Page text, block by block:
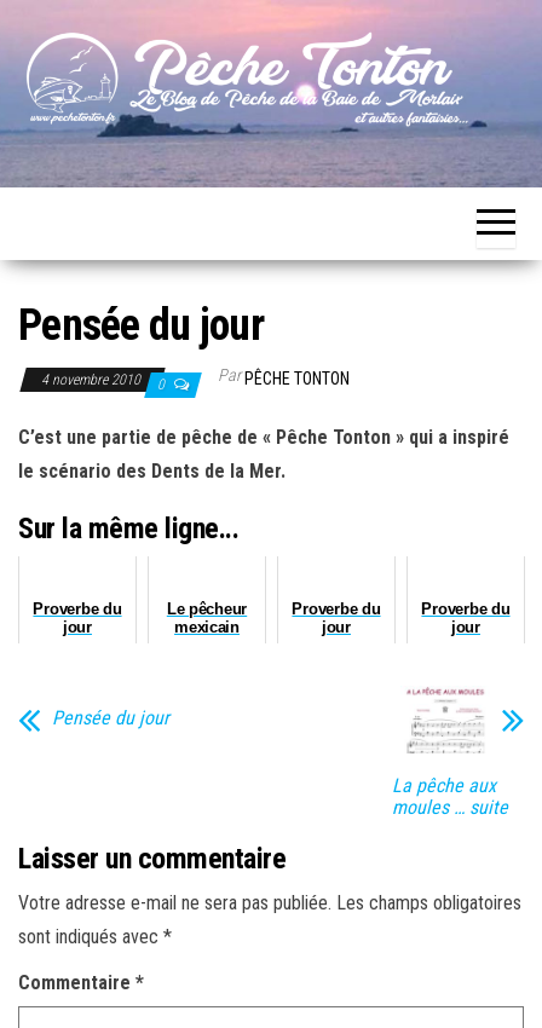
content
Pêche
Le blog
de
Baie de
Pensée du jour
4 novembre 2010 0 ParPÊCHE TONTON
C’est une partie de pêche de « Pêche Tonton » qui a inspiré
le scénario des Dents de la Mer.
Sur la même ligne...
Proverbe du
jour
Le pêcheur
mexicain
Proverbe du
jour
Proverbe du
jour
Pensée du jour
La pêche aux
moules … suite
Laisser un commentaire
Votre adresse e-mail ne sera pas publiée. Les champs obligatoires
sont indiqués avec *
Commentaire *